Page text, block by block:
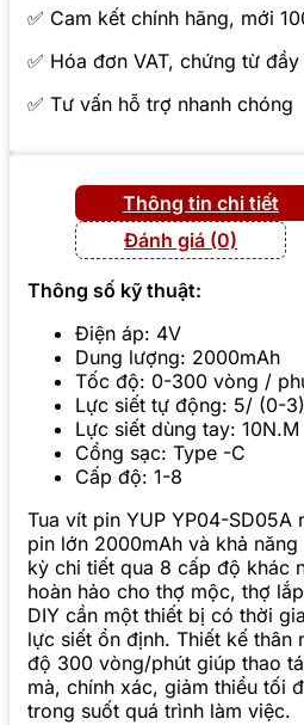
✅ Cam kết chính hãng, mới
✅ Hóa đơn VAT, chứng từ
✅ Tư vấn hỗ trợ nhanh chóng
Thông tin chi tiết
Đánh giá (0)
Thông số kỹ thuật:
Điện áp: 4V
Dung lượng: 2000mAh
Tốc độ: 0-300 vòng /
Lực siết tự động: 5/ (0-
Lực siết dùng tay: 10N.M
Cổng sạc: Type -C
Cấp độ: 1-8
Tua vít pin YUP YP04-
pin lớn 2000mAh và khả
kỳ chi tiết qua 8 cấp độ khác
hoàn hảo cho thợ mộc, thợ
DIY cần một thiết bị có thời
lực siết ổn định. Thiết kế thân
độ 300 vòng/phút giúp thao
mà, chính xác, giảm thiểu tối
trong suốt quá trình làm việc.